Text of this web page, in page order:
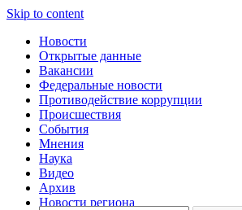
Skip to content
Новости
Открытые данные
Вакансии
Федеральные новости
Противодействие коррупции
Происшествия
События
Мнения
Наука
Видео
Архив
Новости региона